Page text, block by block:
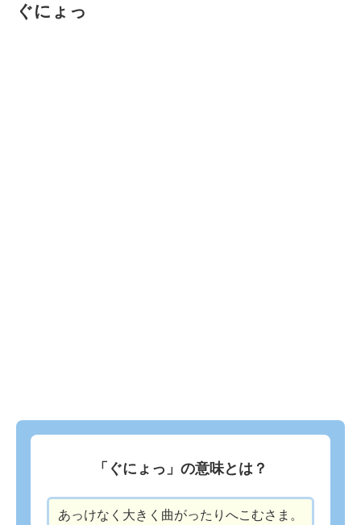
ぐにょっ
「ぐにょっ」の意味とは？
あっけなく大きく曲がったりへこむさま。